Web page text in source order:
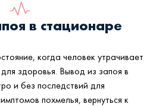
в стационаре
когда человек утрачивает
здоровья. Вывод из запоя в
и без последствий для
похмелья, вернуться к